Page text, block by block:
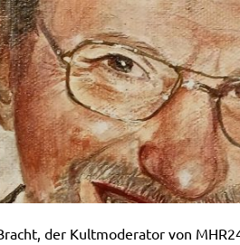
der Kultmoderator von